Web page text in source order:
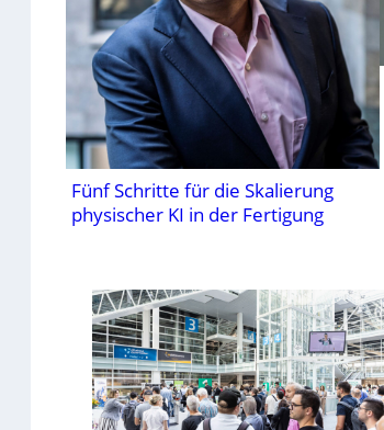
Fünf Schritte für die Skalierung
physischer KI in der Fertigung